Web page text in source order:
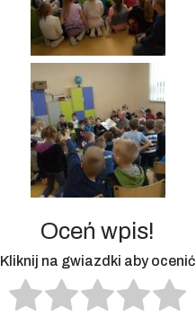
Oceń wpis!
Kliknij na gwiazdki aby ocenić